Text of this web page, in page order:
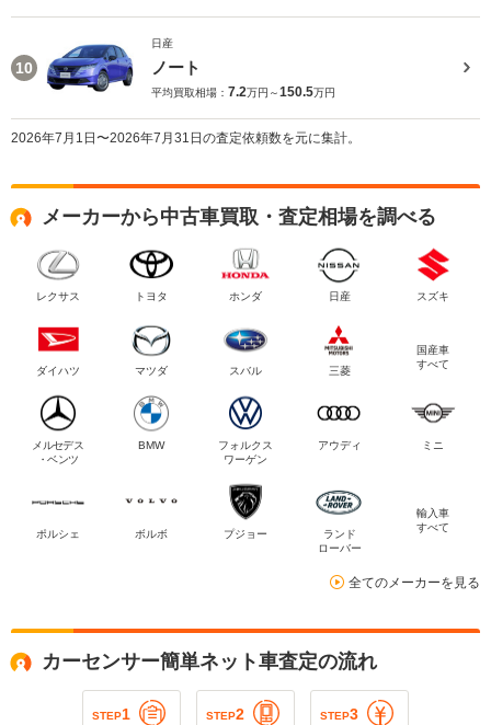
10
日産
ノート
平均買取相場： 7.2万円～150.5万円
2026年7月1日〜2026年7月31日の査定依頼数を元に集計。
メーカーから中古車買取・査定相場を調べる
レクサス トヨタ ホンダ 日産 スズキ
ダイハツ マツダ スバル 三菱
国産車
すべて
メルセデス
・ベンツ
BMW
フォルクス
ワーゲン
アウディ ミニ
ポルシェ ボルボ プジョー
ランド
ローバー
輸入車
すべて
全てのメーカーを見る
カーセンサー簡単ネット車査定の流れ
STEP1 STEP2 STEP3